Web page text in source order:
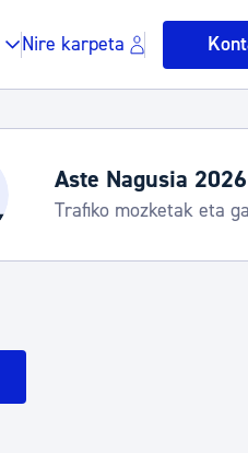
Nire karpeta
Gune publikoa, hondakinak eta
Aste Nagusia 2026
Trafiko mozketak eta